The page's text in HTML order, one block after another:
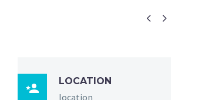
 

LOCATION
location